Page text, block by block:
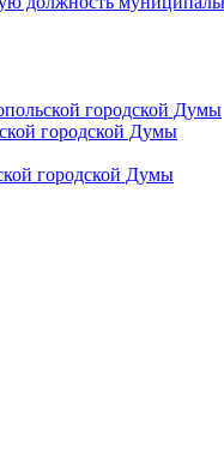
городской Думы
городской Думы
городской Думы